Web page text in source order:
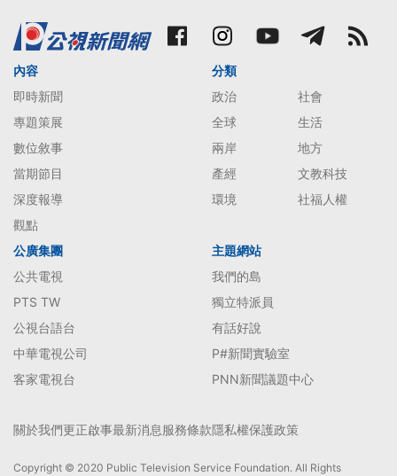
內容
即時新聞
專題策展
數位敘事
當期節目
深度報導
觀點
分類
政治
社會
全球
生活
兩岸
地方
產經
文教科技
環境
社福人權
公廣集團
公共電視
PTS TW
公視台語台
中華電視公司
客家電視台
主題網站
我們的島
獨立特派員
有話好說
P#新聞實驗室
PNN新聞議題中心
關於我們更正啟事最新消息服務條款隱私權保護政策
Copyright © 2020 Public Television Service Foundation. All Rights